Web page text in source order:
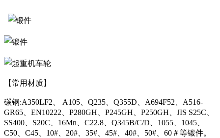
【常用材质】
碳钢:A350LF2、 A105、Q235、Q355D、A694F52、A516-
GR65、EN10222、P280GH、P245GH、P250GH、JIS S25C、
SS400、S20C、16Mn、C22.8、Q345B/C/D、1055、1045、
C50、C45、10#、20#、35#、45#、40#、50#、60＃等锻件。